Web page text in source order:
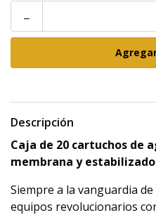
-
Descripción
Caja de 20 cartuchos de
membrana y
Siempre a la vanguardia
equipos revolucionarios